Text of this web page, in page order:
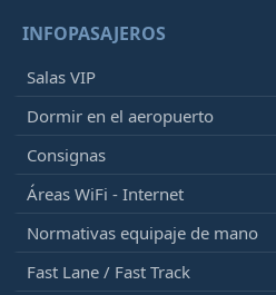
INFOPASAJEROS
Salas VIP
Dormir en el aeropuerto
Consignas
Áreas WiFi - Internet
Normativas equipaje de mano
Fast Lane / Fast Track